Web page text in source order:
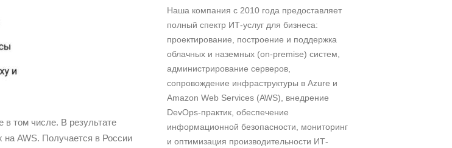
в том числе. В результате
AWS. Получается в России
Наша компания c 2010 года предоставляет
полный спектр ИТ-услуг для бизнеса:
проектирование, построение и поддержка
облачных и наземных (on-premise) систем,
администрирование серверов,
сопровождение инфраструктуры в Azure и
Amazon Web Services (AWS), внедрение
DevOps-практик, обеспечение
информационной безопасности, мониторинг
и оптимизация производительности ИТ-